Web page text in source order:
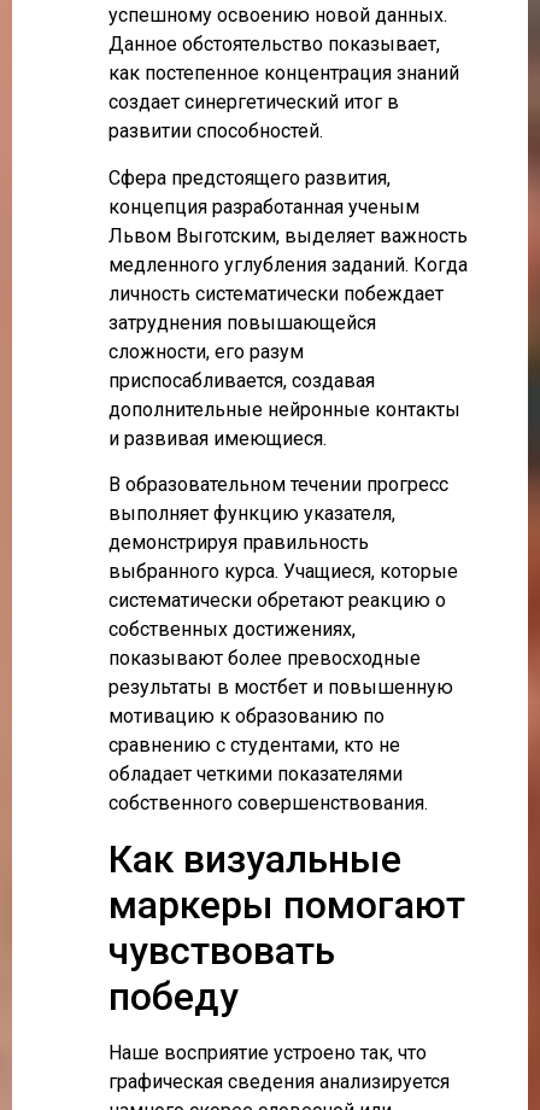
успешному освоению новой данных.
Данное обстоятельство показывает,
как постепенное концентрация знаний
создает синергетический итог в
развитии способностей.
Сфера предстоящего развития,
концепция разработанная ученым
Львом Выготским, выделяет важность
медленного углубления заданий. Когда
личность систематически побеждает
затруднения повышающейся
сложности, его разум
приспосабливается, создавая
дополнительные нейронные контакты
и развивая имеющиеся.
В образовательном течении прогресс
выполняет функцию указателя,
демонстрируя правильность
выбранного курса. Учащиеся, которые
систематически обретают реакцию о
собственных достижениях,
показывают более превосходные
результаты в мостбет и повышенную
мотивацию к образованию по
сравнению с студентами, кто не
обладает четкими показателями
собственного совершенствования.
Как визуальные
маркеры помогают
чувствовать
победу
Наше восприятие устроено так, что
графическая сведения анализируется